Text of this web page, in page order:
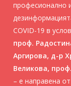
професионално
COVID-19 в
проф.
Аргирова, д-р
Великова,
– е направена